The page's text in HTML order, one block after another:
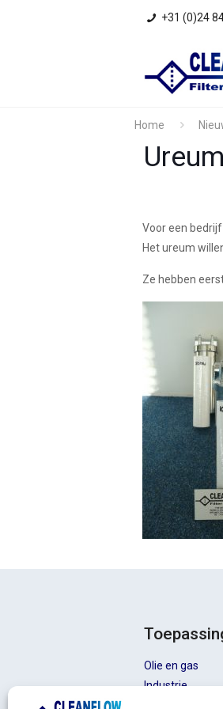
+31 (0)24
Home
Ureum
Voor een
Het ureum
Ze hebben
Olie en gas
Industrie